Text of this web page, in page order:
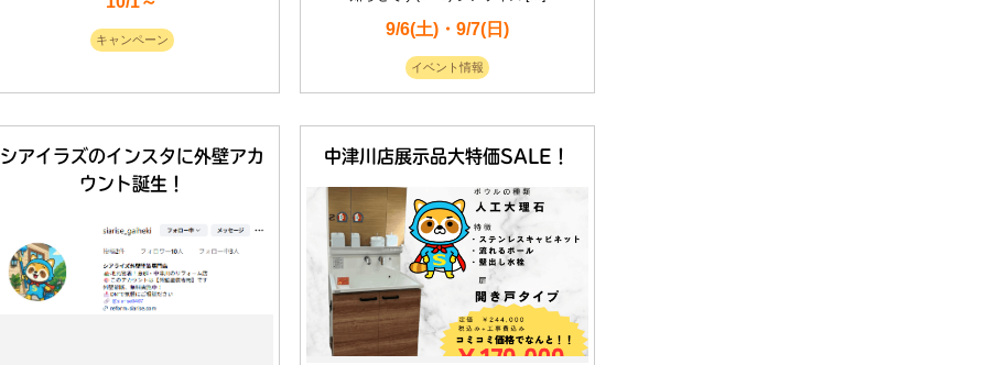
キャンペーン
9/6(土)・9/7(日)
イベント情報
シアイラズのインスタに外壁アカ
ウント誕生！
中津川店展示品大特価SALE！